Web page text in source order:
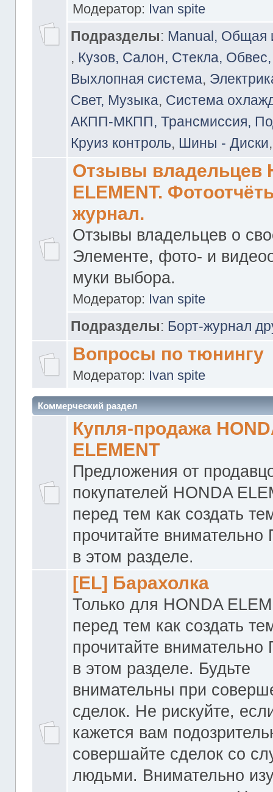
Модератор: Ivan spite
Подразделы: Manual,
, Кузов, Салон, Стекла,
Выхлопная система,
Свет, Музыка, Система
АКПП-МКПП, Трансмиссия,
Круиз контроль, Шины - Диски
Отзывы владельцев
ELEMENT.
журнал.
Отзывы владельцев о
Элементе, фото- и
муки выбора.
Модератор: Ivan spite
Подразделы: Борт-журнал
Вопросы по тюнингу
Модератор: Ivan spite
Коммерческий раздел
Купля-продажа
ELEMENT
Предложения от
покупателей HONDA
перед тем как создать
прочитайте
в этом разделе.
[EL] Барахолка
Только для HONDA
перед тем как создать
прочитайте
в этом разделе. Будьте
внимательны при
сделок. Не рискуйте,
кажется вам
совершайте сделок со
людьми. Внимательно